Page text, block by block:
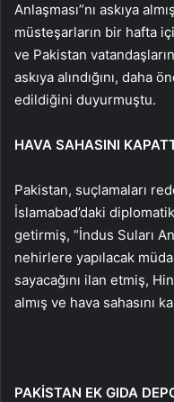
Anlaşması”nı askıya
müsteşarların bir hafta
ve Pakistan
askıya alındığını,
edildiğini duyurmuştu.
HAVA SAHASINI
Pakistan, suçlamaları
İslamabad’daki
getirmiş, “İndus Suları
nehirlere yapılacak
sayacağını ilan etmiş,
almış ve hava sahasını
PAKİSTAN EK GIDA